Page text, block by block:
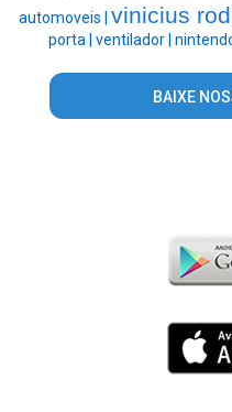
automoveis | vinicius
porta | ventilador | nintendo
BAIXE